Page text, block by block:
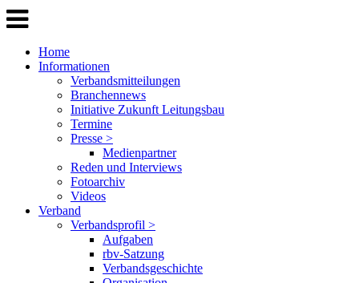
Home
Informationen
Verbandsmitteilungen
Branchennews
Initiative Zukunft Leitungsbau
Termine
Presse >
Medienpartner
Reden und Interviews
Fotoarchiv
Videos
Verband
Verbandsprofil >
Aufgaben
rbv-Satzung
Verbandsgeschichte